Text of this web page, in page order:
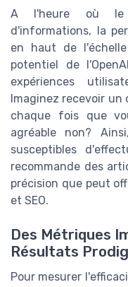
A l'heure où le
d'informations, la
en haut de
potentiel de
expériences
Imaginez recevoir
chaque fois que
agréable non?
susceptibles
recommande des
précision que peut
et SEO.
Des Métriques
Résultats
Pour mesurer